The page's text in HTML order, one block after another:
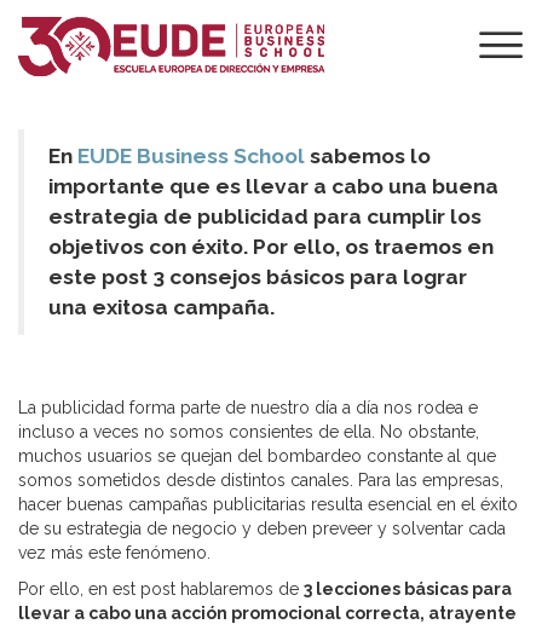
3 LECCIONES
BÁSICAS DE
En EUDE Business School sabemos lo
importante que es llevar a cabo una buena
estrategia de publicidad para cumplir los
objetivos con éxito. Por ello, os traemos en
este post 3 consejos básicos para lograr
una exitosa campaña.
La publicidad forma parte de nuestro día a día nos rodea e
incluso a veces no somos consientes de ella. No obstante,
muchos usuarios se quejan del bombardeo constante al que
somos sometidos desde distintos canales. Para las empresas,
hacer buenas campañas publicitarias resulta esencial en el éxito
de su estrategia de negocio y deben preveer y solventar cada
vez más este fenómeno.
Por ello, en est post hablaremos de 3 lecciones básicas para
llevar a cabo una acción promocional correcta, atrayente